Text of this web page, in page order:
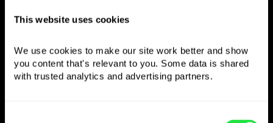
This website uses cookies
We use cookies to make our site work better and show
you content that's relevant to you. Some data is shared
with trusted analytics and advertising partners.
όπως θέλετε
Στείλτε χρήματα στο εξωτερικό,
κάντε ανάληψη από ATM χωρίς